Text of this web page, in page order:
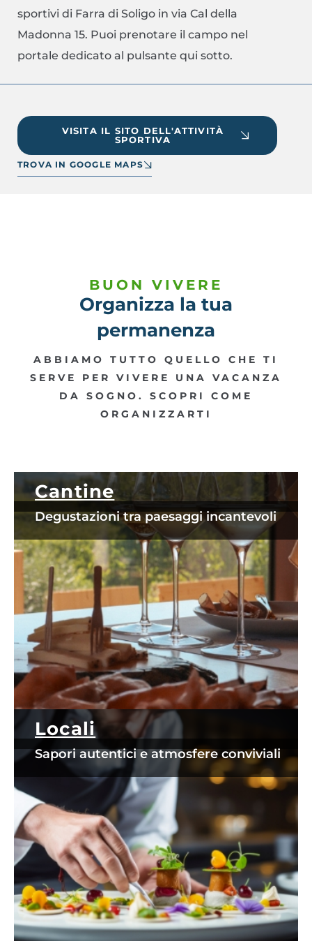
sportivi di Farra di Soligo in via Cal della
Madonna 15. Puoi prenotare il campo nel
portale dedicato al pulsante qui sotto.
VISITA IL SITO DELL'ATTIVITÀ
SPORTIVA
TROVA IN GOOGLE MAPS
BUON VIVERE
Organizza la tua
permanenza
ABBIAMO TUTTO QUELLO CHE TI
SERVE PER VIVERE UNA VACANZA
DA SOGNO. SCOPRI COME
ORGANIZZARTI
Cantine
Degustazioni tra paesaggi incantevoli
Locali
Sapori autentici e atmosfere conviviali